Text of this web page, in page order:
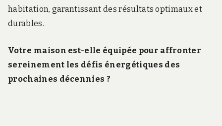
habitation, garantissant des résultats optimaux et
durables.
Votre maison est-elle équipée pour affronter
sereinement les défis énergétiques des
prochaines décennies ?